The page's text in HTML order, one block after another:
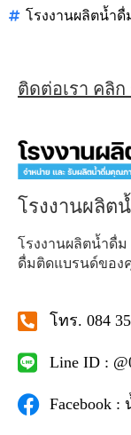
โรงงานผลิตน้ำดื่
ติดต่อเรา คลิ
โรงงานผลิต
โรงงานผลิตน้ำดื่
ดื่มติดแบรนด์ขอ
โทร. 084
Line ID :
Facebook